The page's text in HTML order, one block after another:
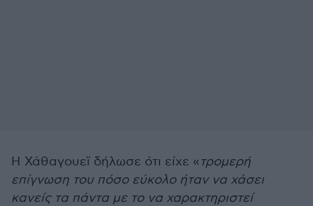
Η Χάθαγουεϊ δήλωσε ότι είχε « τρομερή
επίγνωση του πόσο εύκολο ήταν να χάσει
κανείς τα πάντα με το να χαρακτηριστεί